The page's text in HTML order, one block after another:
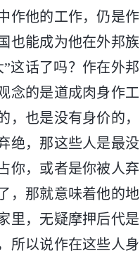
作他的工作，仍是作
也能成为他在外邦族
这话了吗？作在外邦
念的是道成肉身作工
也是没有身价的，
绝，那这些人是最没
你，或者是你被人弃
，那就意味着他的地
里，无疑摩押后代是
所以说作在这些人身